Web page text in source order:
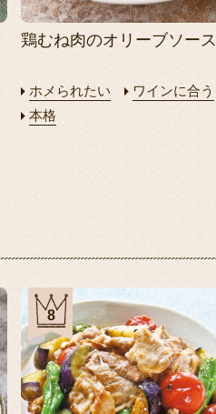
鶏むね肉のオリーブソース
ホメられたい
ワインに合う
本格
8